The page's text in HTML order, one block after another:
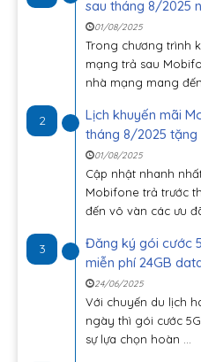
sau tháng 8/2025
01/08/2025
Trong chương trình
mạng trả sau
nhà mạng mang
2
Lịch khuyến mãi
tháng 8/2025 tặng
01/08/2025
Cập nhật nhanh
Mobifone trả trước
đến vô vàn các ưu
3
Đăng ký gói cước
miễn phí 24GB
24/06/2025
Với chuyến du lịch
ngày thì gói cước
sự lựa chọn hoàn ...